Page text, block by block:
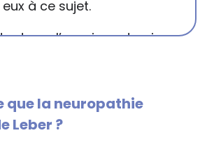
à ce sujet.
que l’enseignant puisse
de la maladie ou du
apprentissages, cela ne
pas l’exposé du
tant que tel.
que la neuropathie
Leber ?